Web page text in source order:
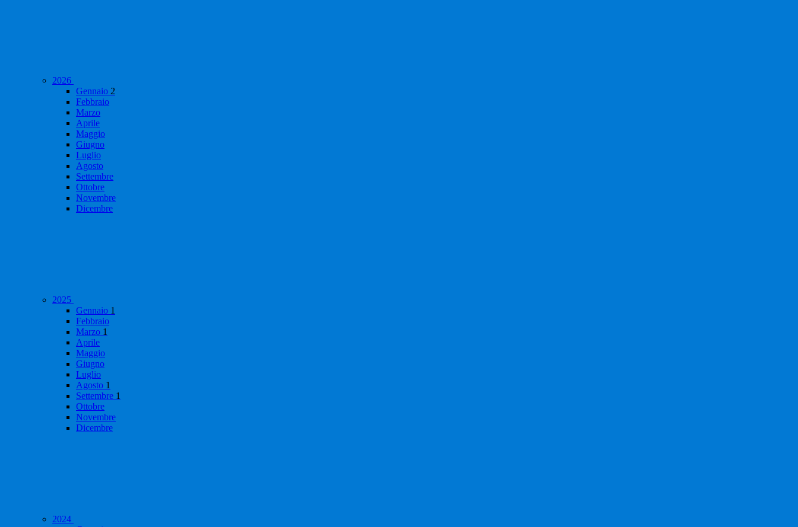
2026
Gennaio 2
Febbraio
Marzo
Aprile
Maggio
Giugno
Luglio
Agosto
Settembre
Ottobre
Novembre
Dicembre
2025
Gennaio 1
Febbraio
Marzo 1
Aprile
Maggio
Giugno
Luglio
Agosto 1
Settembre 1
Ottobre
Novembre
Dicembre
2024